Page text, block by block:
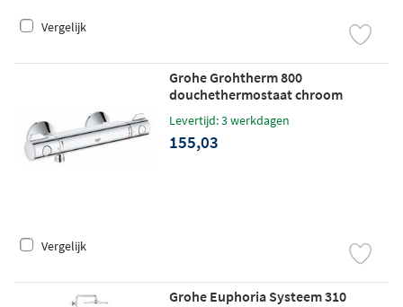
Vergelijk
Grohe Grohtherm 800
douchethermostaat chroom
Levertijd: 3 werkdagen
155,03
Vergelijk
Grohe Euphoria Systeem 310